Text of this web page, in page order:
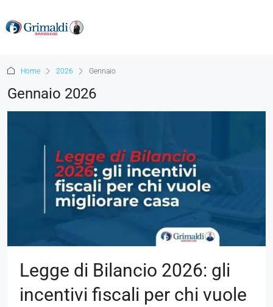
Home 2026 Gennaio
Gennaio 2026
Legge di Bilancio 2026: gli
incentivi fiscali per chi vuole